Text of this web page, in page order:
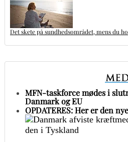
Det skete på sundhedsområdet, mens du
MFN-taskforce mødes i
Danmark og EU
OPDATERES: Her er den